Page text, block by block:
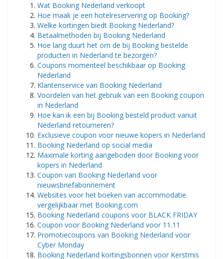
Wat Booking Nederland verkoopt
Hoe maak je een hotelreservering op Booking?
Welke kortingen biedt Booking Nederland?
Betaalmethoden bij Booking Nederland
Hoe lang duurt het om de bij Booking bestelde
producten in Nederland te bezorgen?
Coupons momenteel beschikbaar op Booking
Nederland
Klantenservice van Booking Nederland
Voordelen van het gebruik van een Booking coupon
in Nederland
Hoe kan ik een bij Booking besteld product vanuit
Nederland retourneren?
Exclusieve coupon voor nieuwe kopers in Nederland
Booking Nederland op social media
Maximale korting aangeboden door Booking voor
kopers in Nederland
Coupon van Booking Nederland voor
nieuwsbriefabonnement
Websites voor het boeken van accommodatie
vergelijkbaar met Booking.com
Booking Nederland coupons voor BLACK FRIDAY
Coupon voor Booking Nederland voor 11.11
Promotiecoupons van Booking Nederland voor
Cyber ​​​​Monday
Booking Nederland kortingsbonnen voor Kerstmis